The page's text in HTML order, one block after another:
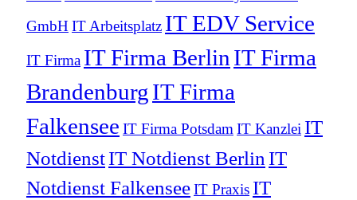
GmbH IT Arbeitsplatz IT EDV Service
IT Firma IT Firma Berlin IT Firma
BrandenburgIT Firma
Falkensee IT Firma PotsdamIT Kanzlei IT
NotdienstIT Notdienst Berlin IT
Notdienst FalkenseeIT Praxis IT